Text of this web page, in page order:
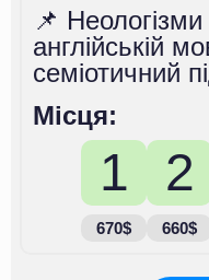
📌 Неологізми
англійській
семіотичний
Місця:
1
670$
2
660$